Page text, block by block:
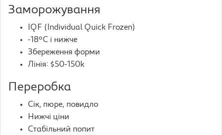
Заморожування
IQF (Individual Quick Frozen)
-18°C і нижче
Збереження форми
Лінія: $50-150k
Переробка
Сік, пюре, повидло
Нижчі ціни
Стабільний попит